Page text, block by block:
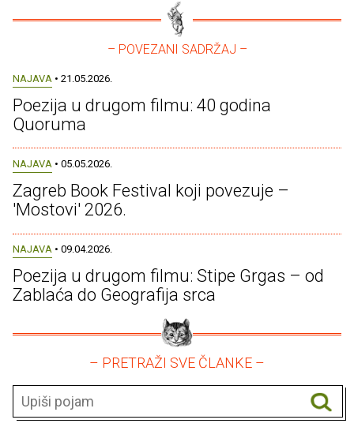
– POVEZANI SADRŽAJ –
NAJAVA • 21.05.2026.
Poezija u drugom filmu: 40 godina
Quoruma
NAJAVA • 05.05.2026.
Zagreb Book Festival koji povezuje –
'Mostovi' 2026.
NAJAVA • 09.04.2026.
Poezija u drugom filmu: Stipe Grgas – od
Zablaća do Geografija srca
– PRETRAŽI SVE ČLANKE –